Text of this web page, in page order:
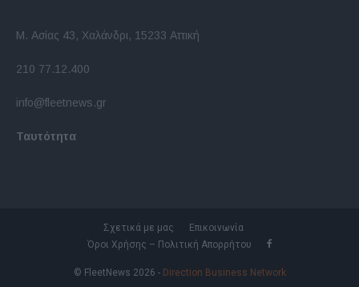
Μ. Ασίας 43, Χαλάνδρι, 15233 Αττική
210 77.12.400
info@fleetnews.gr
Ταυτότητα
Σχετικά με μας
Επικοινωνία
Όροι Χρήσης – Πολιτική Απορρήτου
© FleetNews 2026 - Direction Business Network